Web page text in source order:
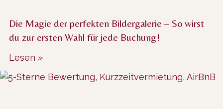
Die Magie der perfekten Bildergalerie – So wirst
du zur ersten Wahl für jede Buchung!
Lesen »